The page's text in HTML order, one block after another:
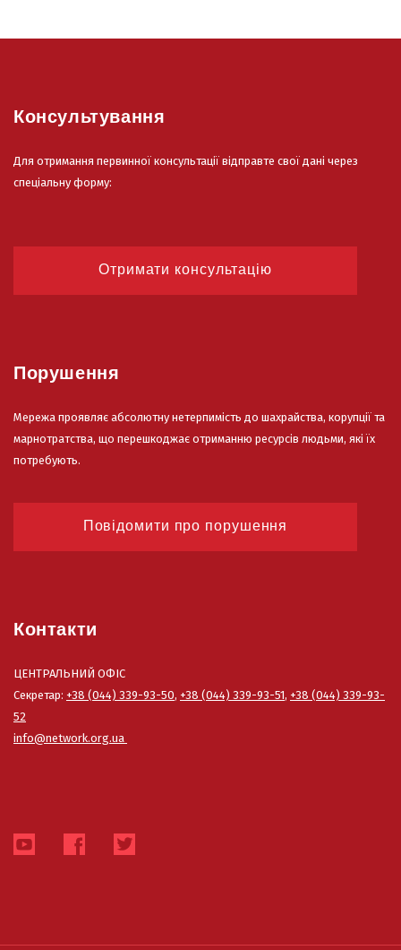
Консультування
Для отримання первинної консультації відправте свої дані через
спеціальну форму:
Отримати консультацію
Порушення
Мережа проявляє абсолютну нетерпимість до шахрайства, корупції та
марнотратства, що перешкоджає отриманню ресурсів людьми, які їх
потребують.
Повідомити про порушення
Контакти
ЦЕНТРАЛЬНИЙ ОФІС
Секретар: +38 (044) 339-93-50, +38 (044) 339-93-51, +38 (044) 339-93-
52
info@network.org.ua